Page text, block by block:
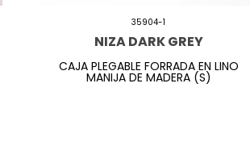
35904-1
NIZA DARK GREY
CAJA PLEGABLE FORRADA EN LINO
MANIJA DE MADERA (S)